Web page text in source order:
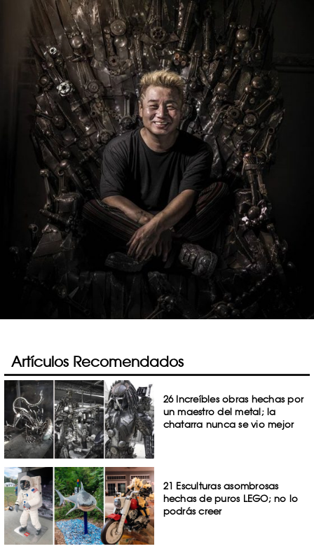
Artículos Recomendados
26 Increíbles obras hechas por
un maestro del metal; la
chatarra nunca se vio mejor
21 Esculturas asombrosas
hechas de puros LEGO; no lo
podrás creer